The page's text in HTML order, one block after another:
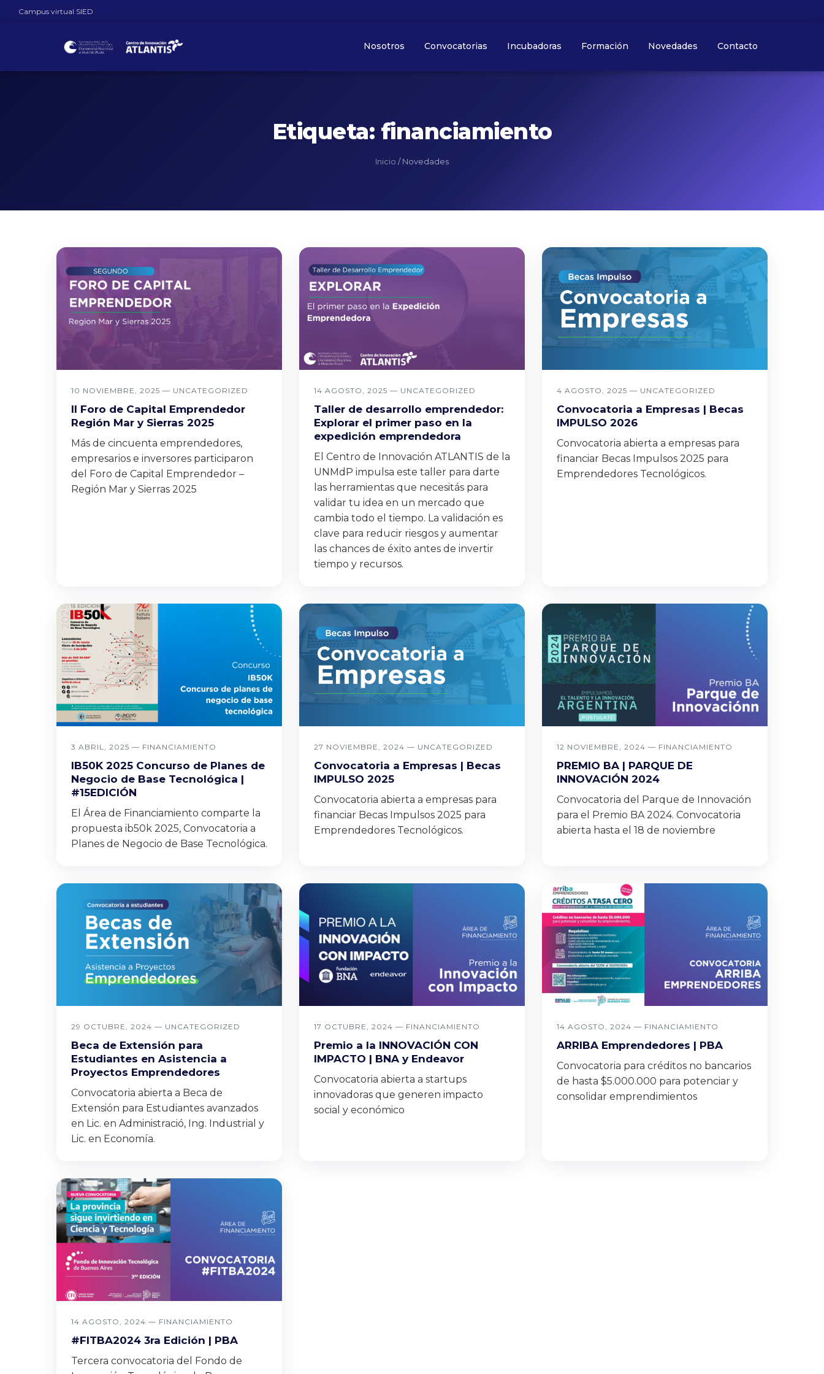
Campus virtual SIED
Nosotros Convocatorias Incubadoras Formación Novedades Contacto
Etiqueta: financiamiento
Inicio /Novedades
10 NOVIEMBRE, 2025 — UNCATEGORIZED
II Foro de Capital Emprendedor
Región Mar y Sierras 2025
Más de cincuenta emprendedores,
empresarios e inversores participaron
del Foro de Capital Emprendedor –
Región Mar y Sierras 2025
14 AGOSTO, 2025 — UNCATEGORIZED
Taller de desarrollo emprendedor:
Explorar el primer paso en la
expedición emprendedora
El Centro de Innovación ATLANTIS de la
UNMdP impulsa este taller para darte
las herramientas que necesitás para
validar tu idea en un mercado que
cambia todo el tiempo. La validación es
clave para reducir riesgos y aumentar
las chances de éxito antes de invertir
tiempo y recursos.
4 AGOSTO, 2025 — UNCATEGORIZED
Convocatoria a Empresas | Becas
IMPULSO 2026
Convocatoria abierta a empresas para
financiar Becas Impulsos 2025 para
Emprendedores Tecnológicos.
3 ABRIL, 2025 — FINANCIAMIENTO
IB50K 2025 Concurso de Planes de
Negocio de Base Tecnológica |
#15EDICIÓN
El Área de Financiamiento comparte la
propuesta ib50k 2025, Convocatoria a
Planes de Negocio de Base Tecnológica.
27 NOVIEMBRE, 2024 — UNCATEGORIZED
Convocatoria a Empresas | Becas
IMPULSO 2025
Convocatoria abierta a empresas para
financiar Becas Impulsos 2025 para
Emprendedores Tecnológicos.
12 NOVIEMBRE, 2024 — FINANCIAMIENTO
PREMIO BA | PARQUE DE
INNOVACIÓN 2024
Convocatoria del Parque de Innovación
para el Premio BA 2024. Convocatoria
abierta hasta el 18 de noviembre
29 OCTUBRE, 2024 — UNCATEGORIZED
Beca de Extensión para
Estudiantes en Asistencia a
Proyectos Emprendedores
Convocatoria abierta a Beca de
Extensión para Estudiantes avanzados
en Lic. en Administració, Ing. Industrial y
Lic. en Economía.
17 OCTUBRE, 2024 — FINANCIAMIENTO
Premio a la INNOVACIÓN CON
IMPACTO | BNA y Endeavor
Convocatoria abierta a startups
innovadoras que generen impacto
social y económico
14 AGOSTO, 2024 — FINANCIAMIENTO
ARRIBA Emprendedores | PBA
Convocatoria para créditos no bancarios
de hasta $5.000.000 para potenciar y
consolidar emprendimientos
14 AGOSTO, 2024 — FINANCIAMIENTO
#FITBA2024 3ra Edición | PBA
Tercera convocatoria del Fondo de